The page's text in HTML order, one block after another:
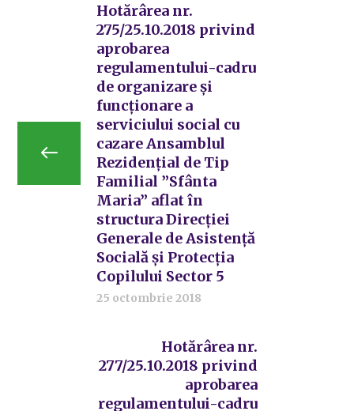
Hotărârea nr.
275/25.10.2018 privind
aprobarea
regulamentului-cadru
de organizare și
funcționare a
serviciului social cu
cazare Ansamblul
Rezidențial de Tip
Familial ”Sfânta
Maria” aflat în
structura Direcției
Generale de Asistență
Socială și Protecția
Copilului Sector 5
25 octombrie 2018
Hotărârea nr.
277/25.10.2018 privind
aprobarea
regulamentului-cadru